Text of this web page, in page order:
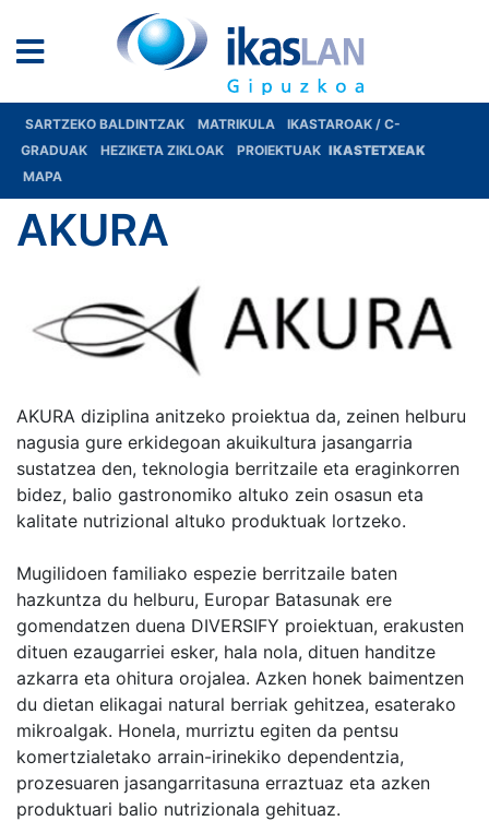
SARTZEKO BALDINTZAK MATRIKULA
IKASTAROAK / C-
GRADUAK
HEZIKETA ZIKLOAK PROIEKTUAK IKASTETXEAK
MAPA
AKURA
AKURA diziplina anitzeko proiektua da, zeinen helburu
nagusia gure erkidegoan akuikultura jasangarria
sustatzea den, teknologia berritzaile eta eraginkorren
bidez, balio gastronomiko altuko zein osasun eta
kalitate nutrizional altuko produktuak lortzeko.
Mugilidoen familiako espezie berritzaile baten
hazkuntza du helburu, Europar Batasunak ere
gomendatzen duena DIVERSIFY proiektuan, erakusten
dituen ezaugarriei esker, hala nola, dituen handitze
azkarra eta ohitura orojalea. Azken honek baimentzen
du dietan elikagai natural berriak gehitzea, esaterako
mikroalgak. Honela, murriztu egiten da pentsu
komertzialetako arrain-irinekiko dependentzia,
prozesuaren jasangarritasuna erraztuaz eta azken
produktuari balio nutrizionala gehituaz.